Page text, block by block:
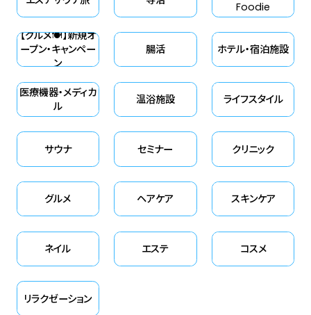
Foodie
【グルメ🍽】新規オ
ープン・キャンペー
ン
腸活 ホテル・宿泊施設
医療機器・メディカ
ル
温浴施設 ライフスタイル
サウナ セミナー クリニック
グルメ ヘアケア スキンケア
ネイル エステ コスメ
リラクゼーション